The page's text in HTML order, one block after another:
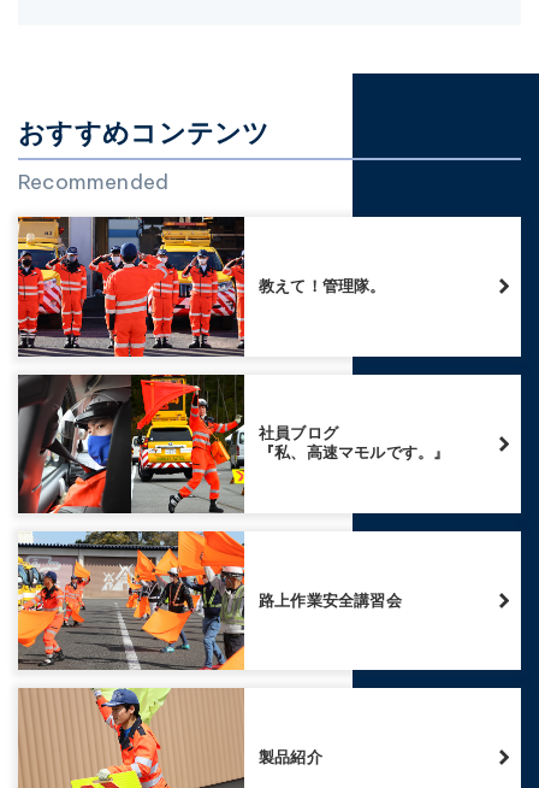
おすすめコンテンツ
Recommended
教えて！管理隊。
社員ブログ
『私、高速マモルです。』
路上作業安全講習会
製品紹介